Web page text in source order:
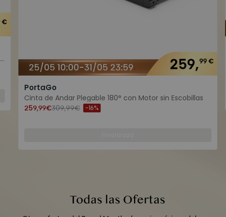
PortaGo
Cinta de Andar Plegable 180° con Motor sin Escobillas
259,99€309,99€ -16%
Todas las Ofertas